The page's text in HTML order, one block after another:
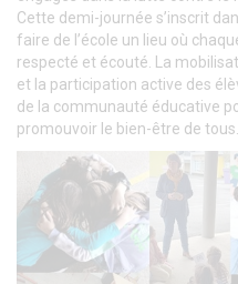
Cette demi-journée s’inscrit
faire de l’école un lieu où
respecté et écouté. La
et la participation active des
de la communauté éducative
promouvoir le bien-être de tous.